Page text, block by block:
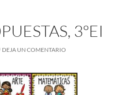
3ºEI
DEJA UN COMENTARIO